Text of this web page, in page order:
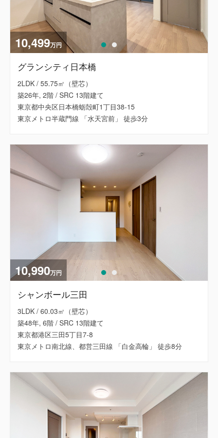
10,499万円
グランシティ日本橋
2LDK / 55.75㎡（壁芯）
築26年, 2階 / SRC 13階建て
東京都中央区日本橋蛎殻町1丁目38-15
東京メトロ半蔵門線 「水天宮前」 徒歩3分
10,990万円
シャンボール三田
3LDK / 60.03㎡（壁芯）
築48年, 6階 / SRC 13階建て
東京都港区三田5丁目7-8
東京メトロ南北線、都営三田線 「白金高輪」 徒歩8分